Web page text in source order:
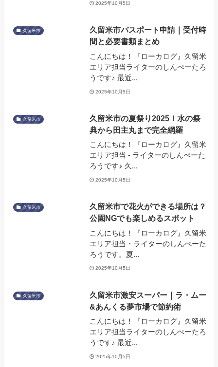
2025年10月5日
久留米市
久留米市パスポート申請｜受付時
間と必要書類まとめ
こんにちは！『ローカログ』久留米
エリア担当ライターのしんぺーたろ
うです♪ 最近...
2025年10月5日
久留米市
久留米市の夏祭り2025！水の祭
典から田主丸まで完全網羅
こんにちは！『ローカログ』久留米
エリア担当 - ライターのしんぺーた
ろうです♪ 久...
2025年10月5日
久留米市
久留米市で花火ができる場所は？
公園NGでも楽しめるスポット
こんにちは！『ローカログ』久留米
エリア担当・ライターのしんぺーた
ろうです。夏...
2025年10月5日
久留米市
久留米市激安スーパー｜ラ・ムー
&あんくる夢市場で節約術
こんにちは！『ローカログ』久留米
エリア担当ライターのしんぺーたろ
うです♪ 最近...
2025年10月5日